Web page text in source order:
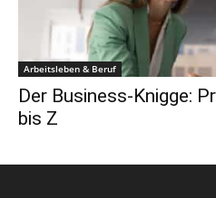
Arbeitsleben & Beruf
Der Business-Knigge:
bis Z